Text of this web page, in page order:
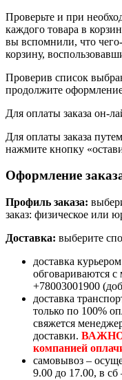
Проверьте и при
каждого товара в
вы вспомнили, что
корзину,
Проверив список
продолжите оформление
Для оплаты заказа он-
Для оплаты заказа
нажмите кнопку
Оформление
Профиль заказа:
заказ: физическое или
Доставка: выберите
доставка
обговариваются
+78003001900
доставка
только по 100%
свяжется
доставки. ВАЖНО!
компанией
самовывоз –
9.00 до 17.00, в сб